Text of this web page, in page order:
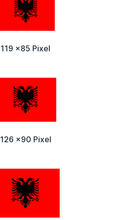
119 x85 Pixel
126 x90 Pixel